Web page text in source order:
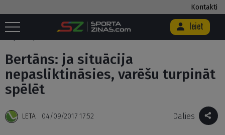
Kontakti
Ieiet
Sākums Basketbols / Bertāns: ja situācija nepasliktināsies, varēšu
Bertāns: ja situācija
nepasliktināsies, varēšu turpināt
spēlēt
LETA 04/09/2017 17:52 Dalies